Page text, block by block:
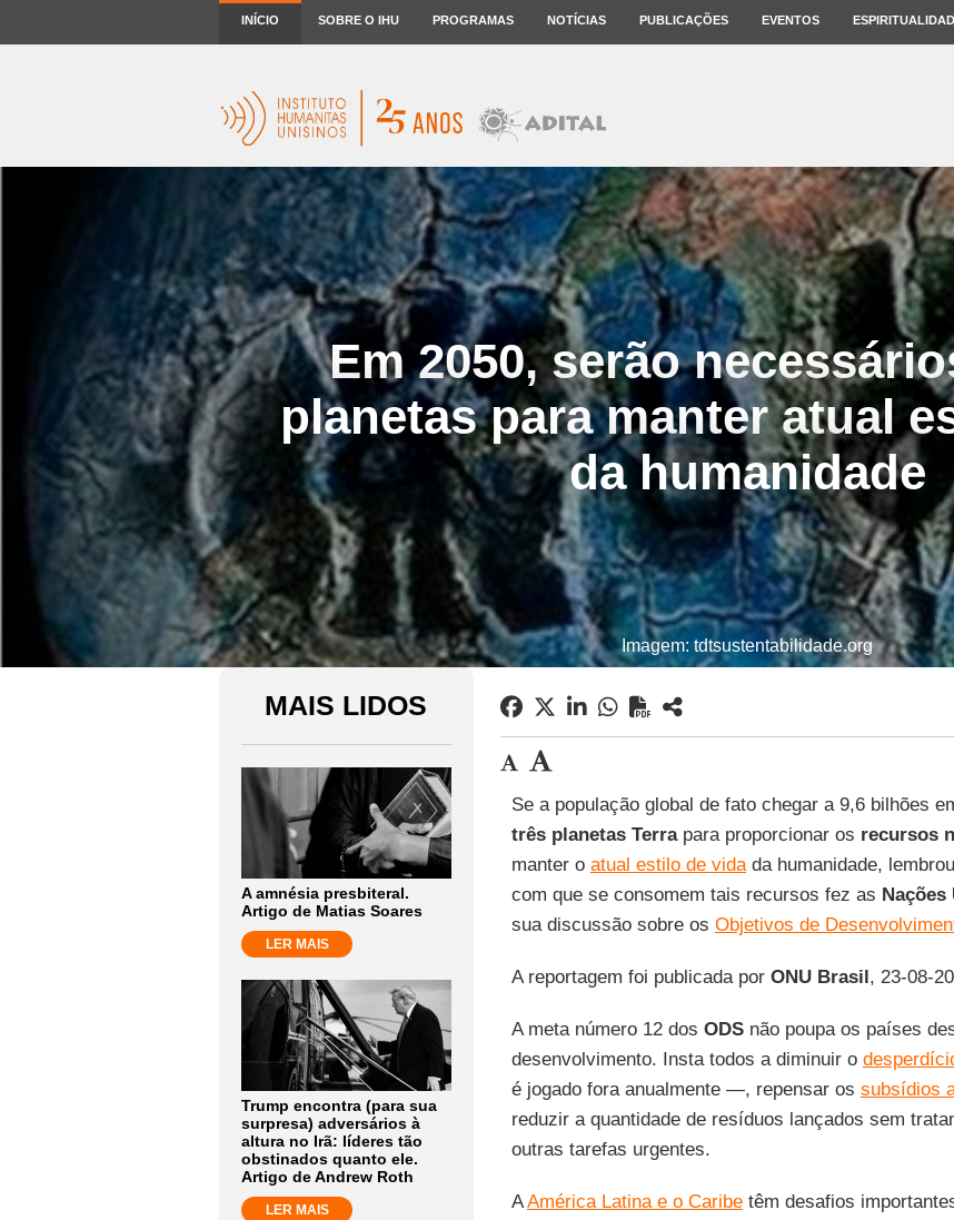
INÍCIO SOBRE O IHU PROGRAMAS NOTÍCIAS PUBLICAÇÕES EVENTOS
Em 2050, serão
planetas para manter atual
da humanidade
Imagem: tdtsustentabilidade.org
MAIS LIDOS
A amnésia presbiteral.
Artigo de Matias Soares
LER MAIS
Trump encontra (para sua
surpresa) adversários à
altura no Irã: líderes tão
obstinados quanto ele.
Artigo de Andrew Roth
LER MAIS
Se a população global de fato chegar a 9,6 bilhões
três planetas Terrapara proporcionar os recursos
manter o atual estilo de vidada humanidade,
com que se consomem tais recursos fez as Nações
sua discussão sobre os Objetivos de
A reportagem foi publicada por ONU Brasil, 23-08-
A meta número 12 dos ODSnão poupa os países
desenvolvimento. Insta todos a diminuir o
é jogado fora anualmente —, repensar os subsídios
reduzir a quantidade de resíduos lançados sem
outras tarefas urgentes.
AAmérica Latina e o Caribetêm desafios